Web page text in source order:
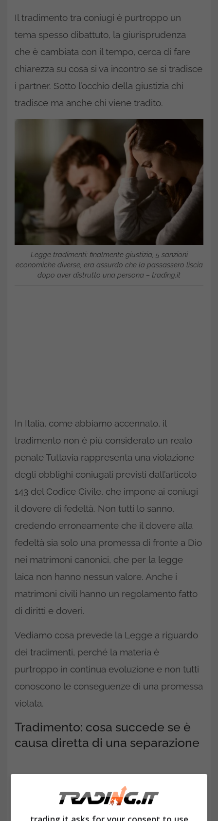
Il tradimento tra coniugi è purtroppo un
tema spesso dibattuto, la giurisprudenza
che è cambiata con il tempo, cerca di fare
chiarezza su cosa si va incontro se si tradisce
i partner. Sotto l’occhio della giustizia chi
tradisce ma anche chi viene tradito.
Legge tradimenti: finalmente giustizia, 5 sanzioni
economiche diverse, era assurdo che la passassero liscia
dopo aver distrutto una persona – trading.it
In Italia, come abbiamo accennato, il
tradimento non è più considerato un reato
penale Tuttavia rappresenta una violazione
degli obblighi coniugali previsti dall’articolo
143 del Codice Civile, che impone ai coniugi
il dovere di fedeltà. Non tutti lo sanno,
credendo erroneamente che il dovere alla
fedeltà sia solo una promessa di fronte a Dio
nei matrimoni canonici, che per la legge
laica non hanno nessun valore. Anche i
matrimoni civili hanno un regolamento fatto
di diritti e doveri.
Vediamo cosa prevede la Legge a riguardo
dei tradimenti, perché la materia è
purtroppo in continua evoluzione e non tutti
conoscono le conseguenze di una promessa
violata.
Tradimento: cosa succede se è
causa diretta di una separazione